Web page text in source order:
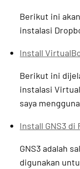
Berikut ini
instalasi
Install
Berikut ini
instalasi
saya
Install GNS3 di
GNS3 adalah
digunakan